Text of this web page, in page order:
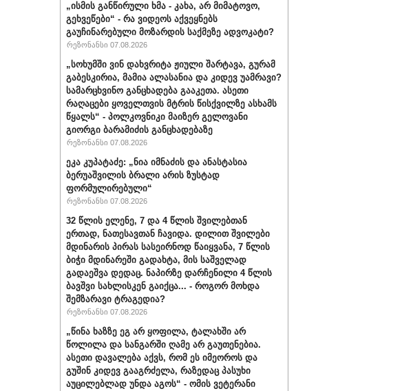
„ისმის განწირული ხმა - კახა, არ მიმატოვო,
გეხვეწები“ - რა ვიდეოს აქვეყნებს
გაუჩინარებული მოზარდის საქმეზე ადვოკატი?
რეზონანსი 07.08.2026
„სოხუმში ვინ დახვრიტა ჟიული შარტავა, გურამ
გაბესკირია, მამია ალასანია და კიდევ უამრავი?
სამარცხვინო განცხადება გააკეთა. ასეთი
რაღაცები ყოველთვის მტრის წისქვილზე ასხამს
წყალს“ - პოლკოვნიკი მაიზერ გელოვანი
გიორგი ბარამიძის განცხადებაზე
რეზონანსი 07.08.2026
ეკა კუპატაძე: „ნია იმნაძის და ანასტასია
ბერუაშვილის ბრალი არის ზუსტად
ფორმულირებული“
რეზონანსი 07.08.2026
32 წლის ელენე, 7 და 4 წლის შვილებთან
ერთად, ნათესავთან ჩავიდა. დილით შვილები
მდინარის პირას სასეირნოდ წაიყვანა, 7 წლის
ბიჭი მდინარეში გადახტა, მის საშველად
გადაეშვა დედაც. ნაპირზე დარჩენილი 4 წლის
ბავშვი სახლისკენ გაიქცა... - როგორ მოხდა
შემზარავი ტრაგედია?
რეზონანსი 07.08.2026
„წინა ხაზზე ეგ არ ყოფილა, ტალახში არ
წოლილა და სანგარში ღამე არ გაუთენებია.
ასეთი დავალება აქვს, რომ ეს იმეოროს და
გუშინ კიდევ გააგრძელა, რაზედაც პასუხი
აუცილებლად უნდა აგოს“ - ომის ვეტერანი